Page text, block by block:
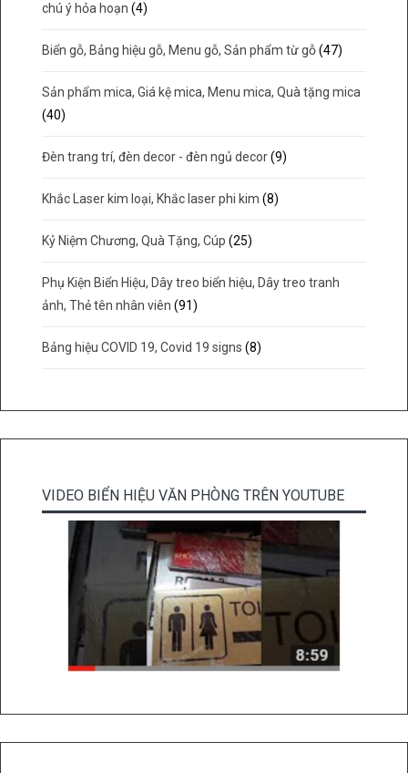
chú ý hỏa hoạn (4)
Biển gỗ, Bảng hiệu gỗ, Menu gỗ, Sản phẩm từ gỗ (47)
Sản phẩm mica, Giá kệ mica, Menu mica, Quà tặng mica
(40)
Đèn trang trí, đèn decor - đèn ngủ decor (9)
Khắc Laser kim loại, Khắc laser phi kim (8)
Kỷ Niệm Chương, Quà Tặng, Cúp (25)
Phụ Kiện Biển Hiệu, Dây treo biển hiệu, Dây treo tranh
ảnh, Thẻ tên nhân viên (91)
Bảng hiệu COVID 19, Covid 19 signs (8)
VIDEO BIỂN HIỆU VĂN PHÒNG TRÊN YOUTUBE